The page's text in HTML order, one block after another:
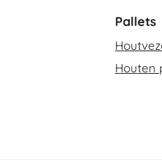
Pallets
Houten